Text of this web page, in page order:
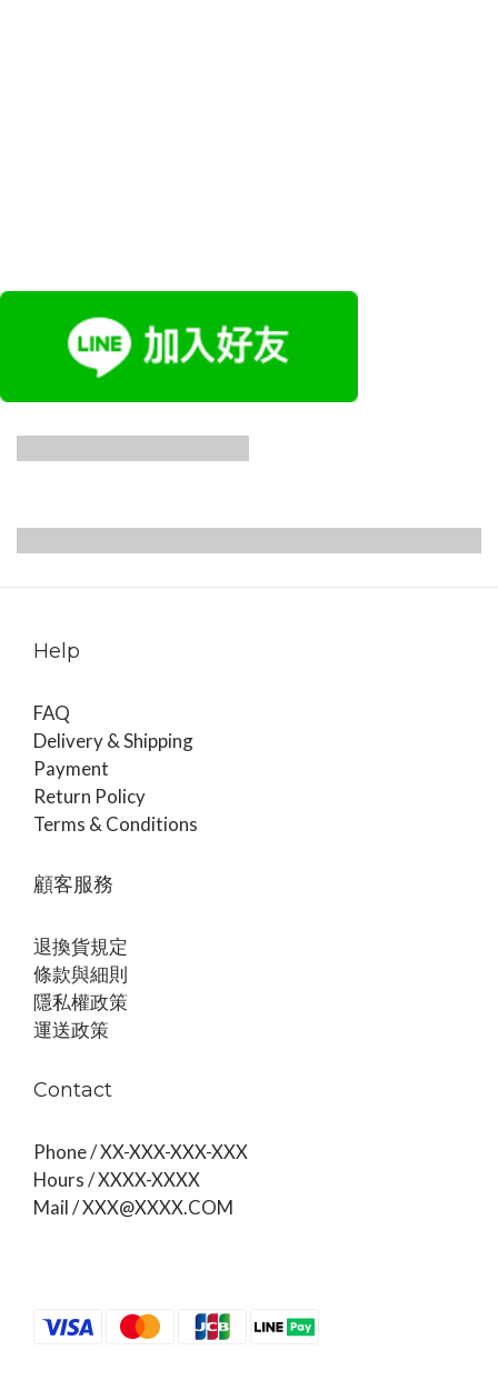
主題一: 胸腰筋膜
吸上的應用
2024/10/19-20
主題四: 身體閱讀
與骨盆帶
2024/11/16-17
主題五: 面口部
2024/11/23-24
Help
FAQ
Delivery & Shipping
Payment
Return Policy
Terms & Conditions
顧客服務
退換貨規定
條款與細則
隱私權政策
運送政策
Contact
Phone / XX-XXX-XXX-XXX
Hours / XXXX-XXXX
Mail / XXX@XXXX.COM